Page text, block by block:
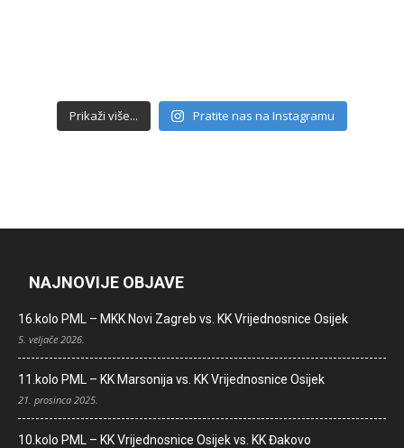
Prikaži više... Pratite nas na Instagramu
NAJNOVIJE OBJAVE
16.kolo PML – MKK Novi Zagreb vs. KK Vrijednosnice Osijek
5. veljače 2026.
11.kolo PML – KK Marsonija vs. KK Vrijednosnice Osijek
21. prosinca 2025.
10.kolo PML – KK Vrijednosnice Osijek vs. KK Đakovo